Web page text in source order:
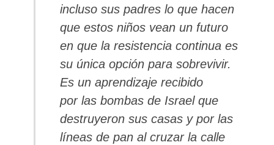
incluso sus padres lo que hacen
que estos niños vean un futuro
en que la resistencia continua es
su única opción para sobrevivir.
Es un aprendizaje recibido
por las bombas de Israel que
destruyeron sus casas y por las
líneas de pan al cruzar la calle